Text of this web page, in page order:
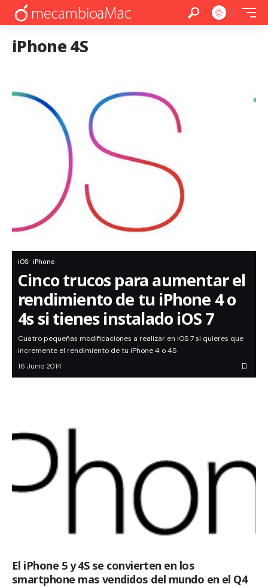
iPhone 4S
iOS iPhone
Cinco trucos para aumentar el
rendimiento de tu iPhone 4 o
4s si tienes instalado iOS 7
Cuatro pequeñas modificaciones a realizar en iOS 7 si quieres que
incremente el rendimiento de tu iPhone 4 o 4S
16 Junio 2014
El iPhone 5 y 4S se convierten en los
smartphone mas vendidos del mundo en el Q4